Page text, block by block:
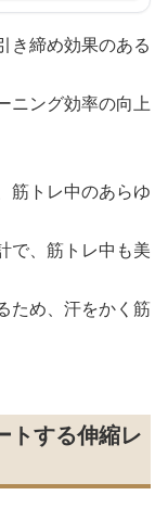
き締め効果のある
ニング効率の向上
筋トレ中のあらゆ
で、筋トレ中も美
ため、汗をかく筋
トする伸縮レ